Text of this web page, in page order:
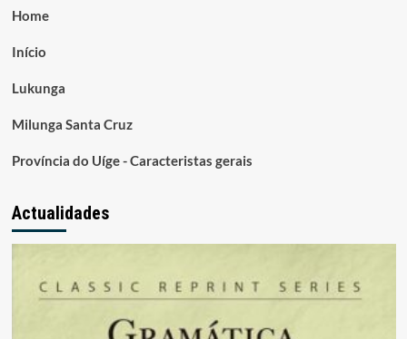
Home
Início
Lukunga
Milunga Santa Cruz
Província do Uíge - Caracteristas gerais
Actualidades